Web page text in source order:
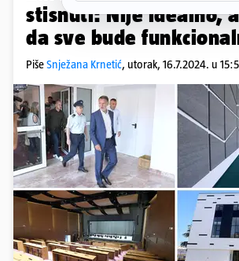
stisnuti: Nije idealno,
da sve bude
PišeSnježana Krnetić, utorak, 16.7.2024. u